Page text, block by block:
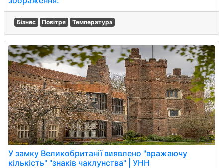
Бізнес Повітря Температура
У замку Великобританії виявлено "вражаючу
кількість" "знакiв чаклунства" | УНН